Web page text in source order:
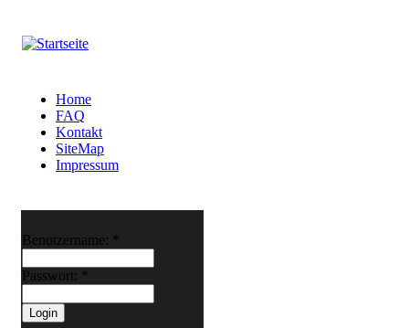
Home
FAQ
Kontakt
SiteMap
Impressum
Benutzername: *
Passwort: *